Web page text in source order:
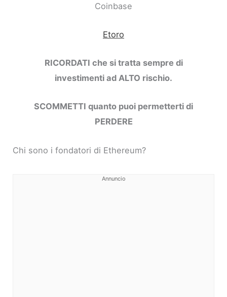
Coinbase
Etoro
RICORDATI che si tratta sempre di
investimenti ad ALTO rischio.
SCOMMETTI quanto puoi permetterti di
PERDERE
Chi sono i fondatori di Ethereum?
Annuncio